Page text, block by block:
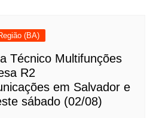
(BA)
Técnico Multifunções
R2
em Salvador e
sábado (02/08)